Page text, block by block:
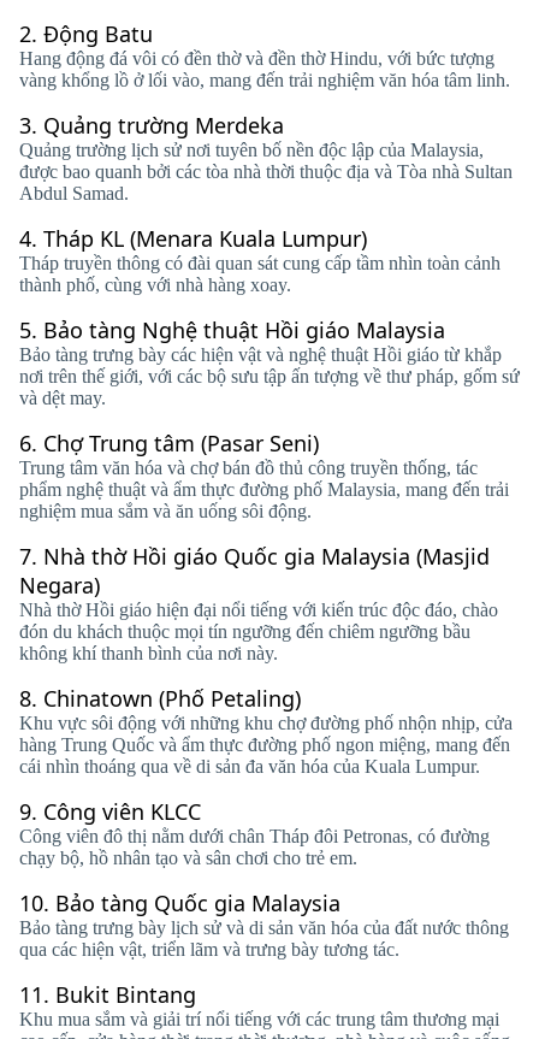
2. Động Batu
Hang động đá vôi có đền thờ và đền thờ Hindu, với bức tượng
vàng khổng lồ ở lối vào, mang đến trải nghiệm văn hóa tâm linh.
3. Quảng trường Merdeka
Quảng trường lịch sử nơi tuyên bố nền độc lập của Malaysia,
được bao quanh bởi các tòa nhà thời thuộc địa và Tòa nhà Sultan
Abdul Samad.
4. Tháp KL (Menara Kuala Lumpur)
Tháp truyền thông có đài quan sát cung cấp tầm nhìn toàn cảnh
thành phố, cùng với nhà hàng xoay.
5. Bảo tàng Nghệ thuật Hồi giáo Malaysia
Bảo tàng trưng bày các hiện vật và nghệ thuật Hồi giáo từ khắp
nơi trên thế giới, với các bộ sưu tập ấn tượng về thư pháp, gốm sứ
và dệt may.
6. Chợ Trung tâm (Pasar Seni)
Trung tâm văn hóa và chợ bán đồ thủ công truyền thống, tác
phẩm nghệ thuật và ẩm thực đường phố Malaysia, mang đến trải
nghiệm mua sắm và ăn uống sôi động.
7. Nhà thờ Hồi giáo Quốc gia Malaysia (Masjid
Negara)
Nhà thờ Hồi giáo hiện đại nổi tiếng với kiến ​​trúc độc đáo, chào
đón du khách thuộc mọi tín ngưỡng đến chiêm ngưỡng bầu
không khí thanh bình của nơi này.
8. Chinatown (Phố Petaling)
Khu vực sôi động với những khu chợ đường phố nhộn nhịp, cửa
hàng Trung Quốc và ẩm thực đường phố ngon miệng, mang đến
cái nhìn thoáng qua về di sản đa văn hóa của Kuala Lumpur.
9. Công viên KLCC
Công viên đô thị nằm dưới chân Tháp đôi Petronas, có đường
chạy bộ, hồ nhân tạo và sân chơi cho trẻ em.
10. Bảo tàng Quốc gia Malaysia
Bảo tàng trưng bày lịch sử và di sản văn hóa của đất nước thông
qua các hiện vật, triển lãm và trưng bày tương tác.
11. Bukit Bintang
Khu mua sắm và giải trí nổi tiếng với các trung tâm thương mại